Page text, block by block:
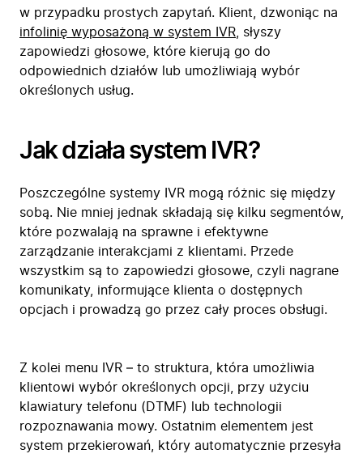
w przypadku prostych zapytań. Klient, dzwoniąc na
infolinię wyposażoną w system IVR , słyszy
zapowiedzi głosowe, które kierują go do
odpowiednich działów lub umożliwiają wybór
określonych usług.
Jak działa system IVR?
Poszczególne systemy IVR mogą różnic się między
sobą. Nie mniej jednak składają się kilku segmentów,
które pozwalają na sprawne i efektywne
zarządzanie interakcjami z klientami. Przede
wszystkim są to zapowiedzi głosowe, czyli nagrane
komunikaty, informujące klienta o dostępnych
opcjach i prowadzą go przez cały proces obsługi.
Z kolei menu IVR – to struktura, która umożliwia
klientowi wybór określonych opcji, przy użyciu
klawiatury telefonu (DTMF) lub technologii
rozpoznawania mowy. Ostatnim elementem jest
system przekierowań, który automatycznie przesyła